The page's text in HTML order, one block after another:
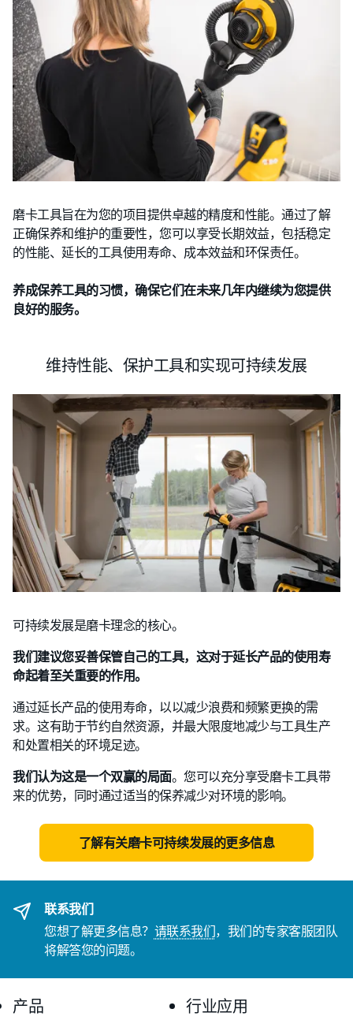
磨卡工具旨在为您的项目提供卓越的精度和性能。通过了解
正确保养和维护的重要性，您可以享受长期效益，包括稳定
的性能、延长的工具使用寿命、成本效益和环保责任。
养成保养工具的习惯，确保它们在未来几年内继续为您提供
良好的服务。
维持性能、保护工具和实现可持续发展
可持续发展是磨卡理念的核心。
我们建议您妥善保管自己的工具，这对于延长产品的使用寿
命起着至关重要的作用。
通过延长产品的使用寿命，以以减少浪费和频繁更换的需
求。这有助于节约自然资源，并最大限度地减少与工具生产
和处置相关的环境足迹。
我们认为这是一个双赢的局面。您可以充分享受磨卡工具带
来的优势，同时通过适当的保养减少对环境的影响。
了解有关磨卡可持续发展的更多信息
联系我们
您想了解更多信息？ 请联系我们，我们的专家客服团队
将解答您的问题。
产品 行业应用